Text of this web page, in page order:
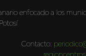
enfocado a los
Contacto: